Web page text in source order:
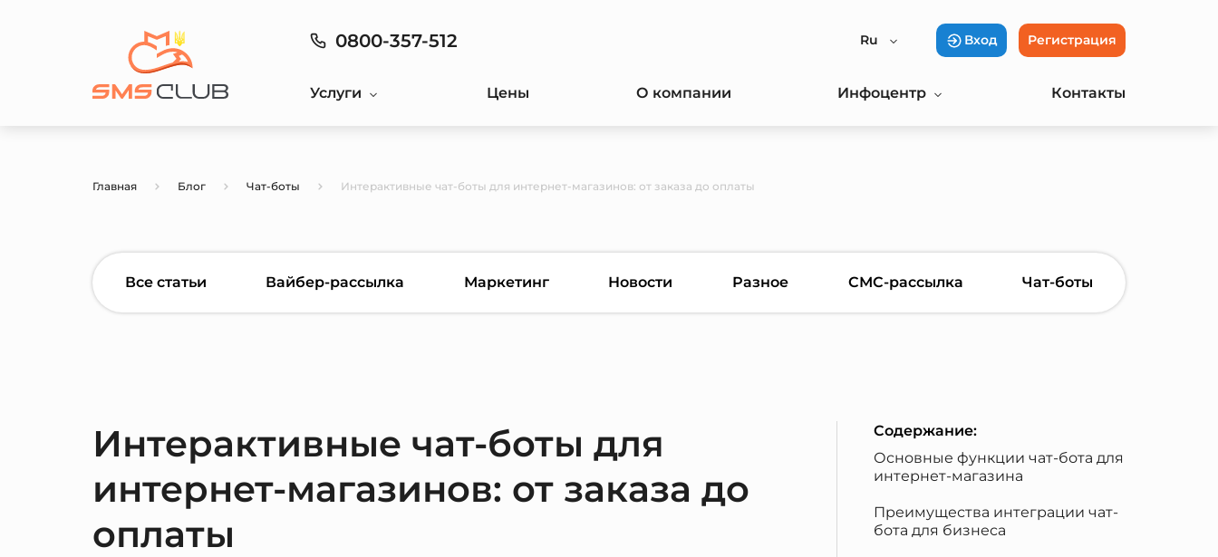
0800-357-512 Ru Вход Регистрация
Услуги Цены О компании Инфоцентр Контакты
Главная Блог Чат-боты Интерактивные чат-боты для интернет-магазинов: от заказа до оплаты
Все статьи Вайбер-рассылка Маркетинг Новости Разное СМС-рассылка Чат-боты
Интерактивные чат-боты для
интернет-магазинов: от заказа до
оплаты
Содержание:
Основные функции чат-бота для
интернет-магазина
Преимущества интеграции чат-
бота для бизнеса